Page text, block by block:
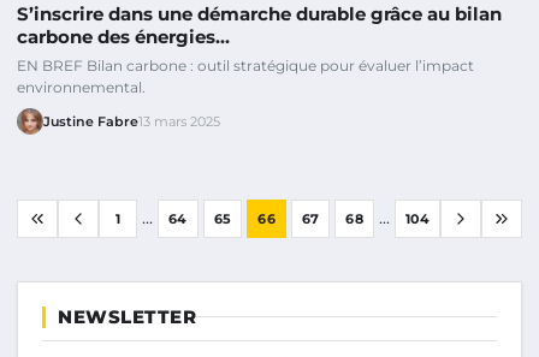
S’inscrire dans une démarche durable grâce au bilan
carbone des énergies…
EN BREF Bilan carbone : outil stratégique pour évaluer l’impact
environnemental.
Justine Fabre13 mars 2025
1 ... 64 65 66 67 68 ... 104
NEWSLETTER